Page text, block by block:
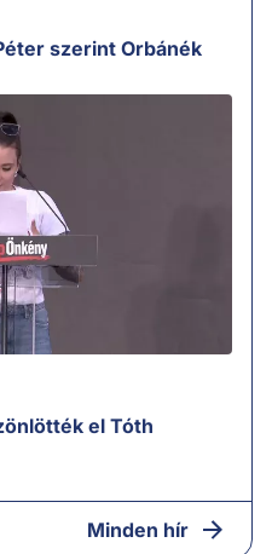
szerint Orbánék
el Tóth
Minden hír